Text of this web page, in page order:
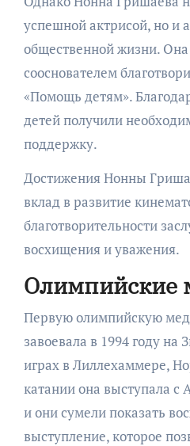
успешной актрисой, но и
общественной жизни. Она
сооснователем
«Помощь детям».
детей получили
поддержку.
Достижения Нонны
вклад в развитие
благотворительности
восхищения и уважения.
Олимпийские
Первую олимпийскую
завоевала в 1994 году
играх в Лиллехаммере,
катании она выступала
и они сумели показать
выступление, которое